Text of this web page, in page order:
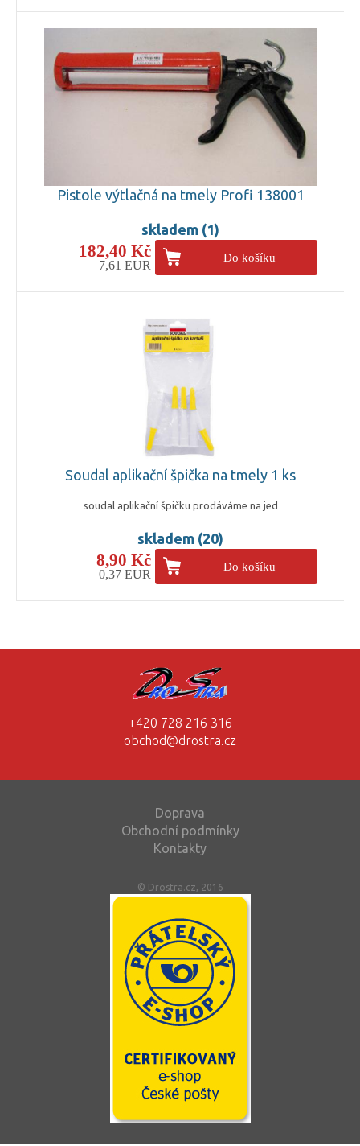
Pistole výtlačná na tmely Profi 138001
skladem (1)
182,40 Kč
7,61 EUR
Do košíku
Soudal aplikační špička na tmely 1 ks
soudal aplikační špičku prodáváme na jed
skladem (20)
8,90 Kč
0,37 EUR
Do košíku
+420 728 216 316
obchod@drostra.cz
Doprava
Obchodní podmínky
Kontakty
© Drostra.cz, 2016